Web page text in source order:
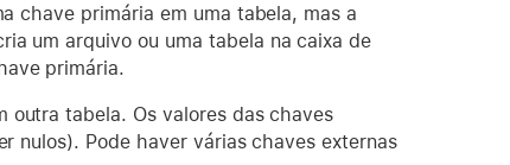
chave primária em uma tabela, mas a
um arquivo ou uma tabela na caixa de
primária.
outra tabela. Os valores das chaves
nulos). Pode haver várias chaves externas